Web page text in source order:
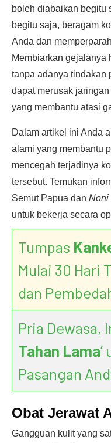
boleh diabaikan begitu
begitu saja, beragam
Anda dan
Membiarkan gejalanya
tanpa adanya tindakan
dapat merusak
yang membantu atasi
Dalam artikel ini Anda
alami yang membantu
mencegah terjadinya
tersebut. Temukan
Semut Papua dan Noni
untuk bekerja secara
Tumpas
Mulai 30 Hari
dan
Pria Dewasa,
Tahan Lama
Pasangan
Obat Jerawat
Gangguan kulit yang